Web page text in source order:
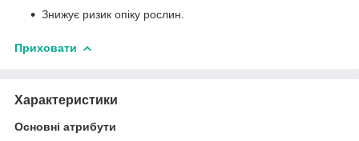
Знижує ризик опіку рослин.
Приховати
Характеристики
Основні атрибути